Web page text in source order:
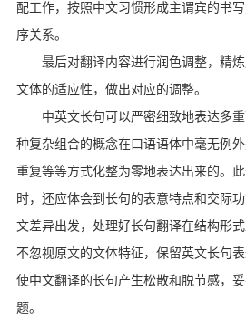
配工作，按照中文习惯形成主谓宾的书
序关系。
最后对翻译内容进行润色调整，精
文体的适应性，做出对应的调整。
中英文长句可以严密细致地表达多
种复杂组合的概念在口语语体中毫无例外
重复等等方式化整为零地表达出来的。
时，还应体会到长句的表意特点和交际
文差异出发，处理好长句翻译在结构形
不忽视原文的文体特征，保留英文长句
使中文翻译的长句产生松散和脱节感，
题。